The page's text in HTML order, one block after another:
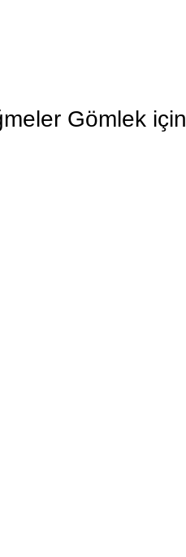
Gömlek için